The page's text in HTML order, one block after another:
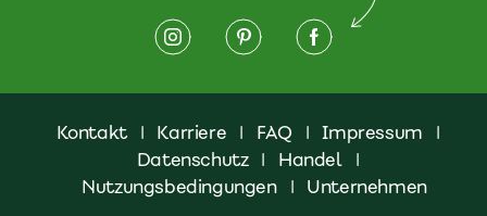
Kontakt | Karriere | FAQ | Impressum
|
Datenschutz | Handel
|
Nutzungsbedingungen
| Unternehmen